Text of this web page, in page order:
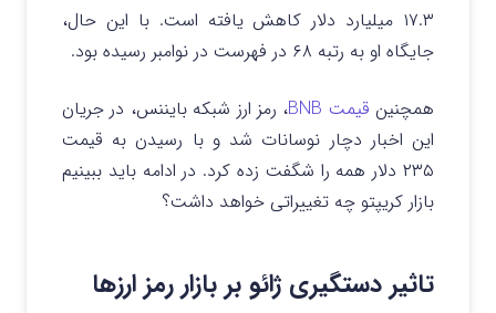
۱۷.۳ میلیارد دلار کاهش یافته است. با این حال،
جایگاه او به رتبه ۶۸ در فهرست در نوامبر رسیده بود.
همچنین قیمت BNB
، رمز ارز شبکه بایننس، در جریان
این اخبار دچار نوسانات شد و با رسیدن به قیمت
۲۳۵ دلار همه را شگفت زده کرد. در ادامه باید ببینیم
بازار کریپتو چه تغییراتی خواهد داشت؟
تاثیر دستگیری ژائو بر بازار رمز ارزها